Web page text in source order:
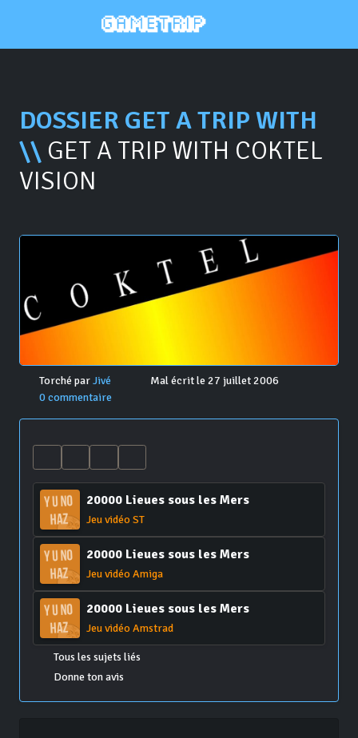
DOSSIER GET A TRIP WITH
\\ GET A TRIP WITH COKTEL
VISION
Torché parJivé
Mal écrit le 27 juillet 2006
0 commentaire
20000 Lieues sous les Mers
Jeu vidéo ST
20000 Lieues sous les Mers
Jeu vidéo Amiga
20000 Lieues sous les Mers
Jeu vidéo Amstrad
Tous les sujets liés
Donne ton avis